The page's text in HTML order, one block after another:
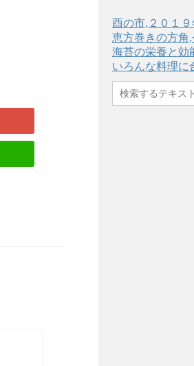
酉の市,２０１９
恵方巻きの方角
海苔の栄養と効
いろんな料理に